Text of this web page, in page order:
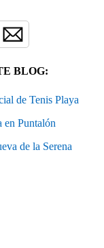
BLOG:
de Tenis Playa
en Puntalón
de la Serena